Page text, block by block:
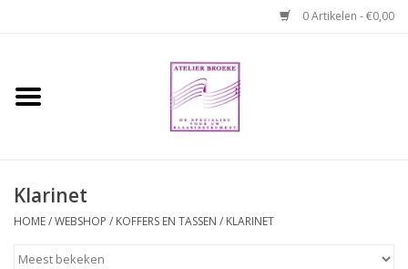
0 Artikelen - €0,00
Home
Reparaties en
Klarinet
HOME/WEBSHOP / KOFFERS EN TASSEN / KLARINET